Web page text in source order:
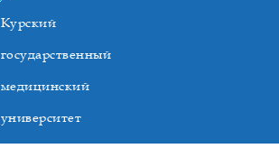
Курский
государственный
медицинский
университет